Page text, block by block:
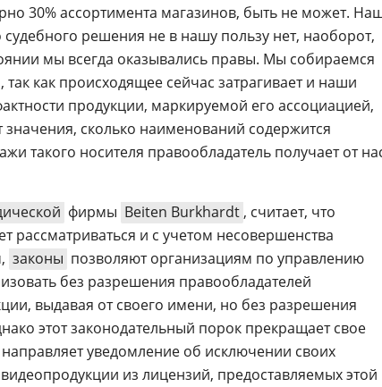
30% ассортимента магазинов, быть не может.
судебного решения не в нашу пользу нет, наоборот,
мы всегда оказывались правы. Мы собираемся
как происходящее сейчас затрагивает и наши
продукции, маркируемой его ассоциацией,
сколько наименований содержится
такого носителя правообладатель получает от
фирмы Beiten Burkhardt , считает, что
рассматриваться и с учетом несовершенства
законы позволяют организациям по управлению
без разрешения правообладателей
выдавая от своего имени, но без разрешения
этот законодательный порок прекращает свое
уведомление об исключении своих
из лицензий, предоставляемых этой